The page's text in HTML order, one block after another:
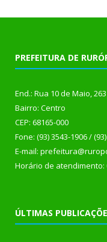
PREFEITURA DE
End.: Rua 10 de Maio, 263
Bairro: Centro
CEP: 68165-000
Fone: (93) 3543-1906 /
E-mail:
Horário de atendimento:
ÚLTIMAS